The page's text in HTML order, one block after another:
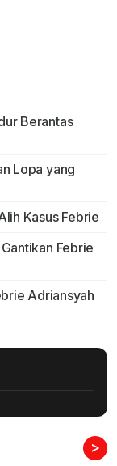
Berantas
Lopa yang
Kasus Febrie
Febrie
Adriansyah
>